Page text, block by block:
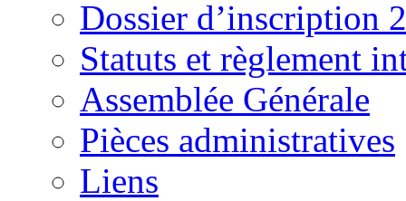
Dossier d’inscription
Statuts et règlement
Assemblée Générale
Pièces administratives
Liens